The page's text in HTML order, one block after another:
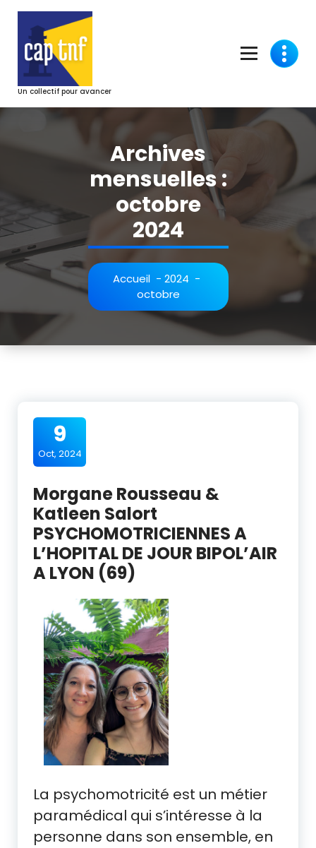
contenu
Un collectif pour avancer
Archives
mensuelles :
octobre
2024
Accueil - 2024 -
octobre
9
Oct, 2024
Morgane Rousseau &
Katleen Salort
PSYCHOMOTRICIENNES A
L’HOPITAL DE JOUR BIPOL’AIR
A LYON (69)
La psychomotricité est un métier
paramédical qui s’intéresse à la
personne dans son ensemble, en